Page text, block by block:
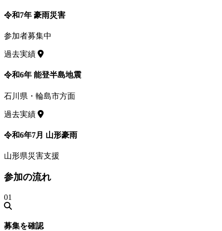
令和7年 豪雨災害
参加者募集中
過去実績
令和6年 能登半島地震
石川県・輪島市方面
過去実績
令和6年7月 山形豪雨
山形県災害支援
参加の流れ
01
募集を確認